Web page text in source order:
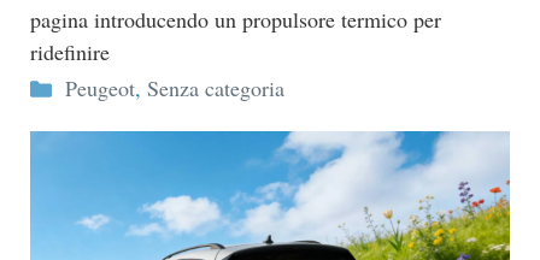
pagina introducendo un propulsore termico per
ridefinire
Categorie
Peugeot, Senza categoria